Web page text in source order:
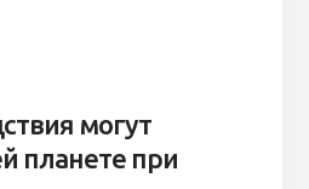
могут
планете при